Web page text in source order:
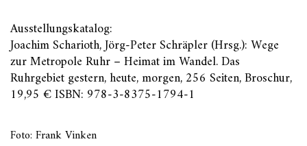
Ausstellungskatalog:
Joachim Scharioth, Jörg-Peter Schräpler (Hrsg.): Wege
zur Metropole Ruhr – Heimat im Wandel. Das
Ruhrgebiet gestern, heute, morgen, 256 Seiten, Broschur,
19,95 € ISBN: 978-3-8375-1794-1
Foto: Frank Vinken